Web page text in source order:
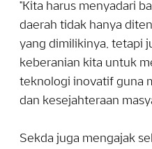
"Kita harus menyadari
daerah tidak hanya
yang dimilikinya, tetapi
keberanian kita untuk
teknologi inovatif guna
dan kesejahteraan
Sekda juga mengajak